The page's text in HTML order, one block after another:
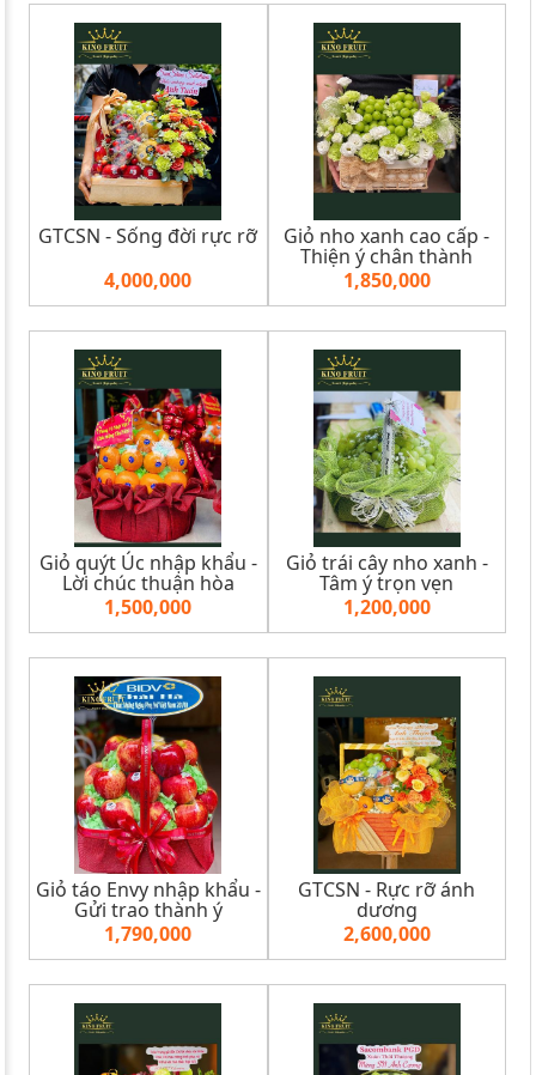
GTCSN - Sống đời rực rỡ
4,000,000
Giỏ nho xanh cao cấp -
Thiện ý chân thành
1,850,000
Giỏ quýt Úc nhập khẩu -
Lời chúc thuận hòa
1,500,000
Giỏ trái cây nho xanh -
Tâm ý trọn vẹn
1,200,000
Giỏ táo Envy nhập khẩu -
Gửi trao thành ý
1,790,000
GTCSN - Rực rỡ ánh
dương
2,600,000